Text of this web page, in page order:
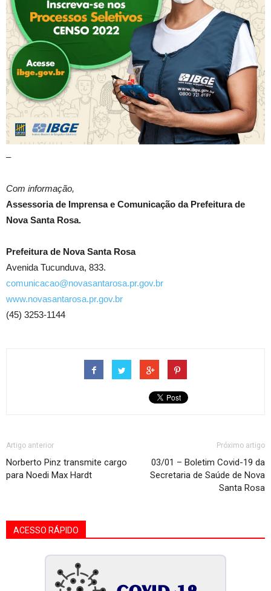
–
Com informação,
Assessoria de Imprensa e Comunicação da Prefeitura de
Nova Santa Rosa.
Prefeitura de Nova Santa Rosa
Avenida Tucunduva, 833.
comunicacao@novasantarosa.pr.gov.br
www.novasantarosa.pr.gov.br
(45) 3253-1144
Artigo anterior
Norberto Pinz transmite cargo
para Noedi Max Hardt
Próximo artigo
03/01 – Boletim Covid-19 da
Secretaria de Saúde de Nova
Santa Rosa
ACESSO RÁPIDO